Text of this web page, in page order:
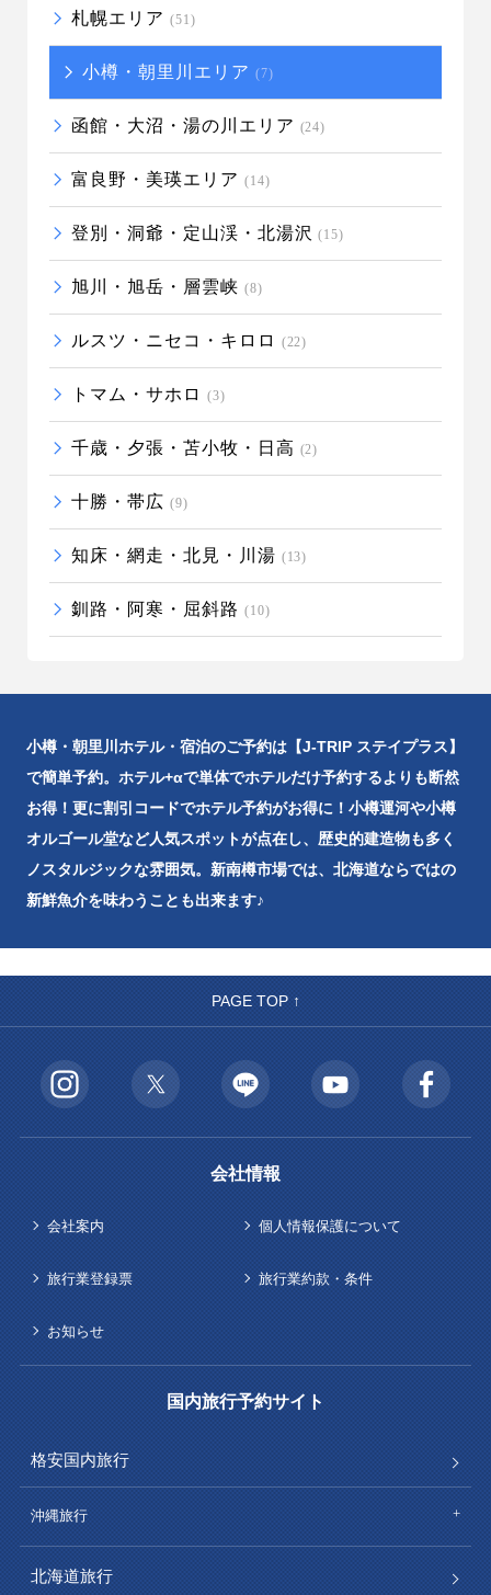
札幌エリア (51)
小樽・朝里川エリア (7)
函館・大沼・湯の川エリア (24)
富良野・美瑛エリア (14)
登別・洞爺・定山渓・北湯沢 (15)
旭川・旭岳・層雲峡 (8)
ルスツ・ニセコ・キロロ (22)
トマム・サホロ (3)
千歳・夕張・苫小牧・日高 (2)
十勝・帯広 (9)
知床・網走・北見・川湯 (13)
釧路・阿寒・屈斜路 (10)
小樽・朝里川ホテル・宿泊のご予約は【J-TRIP ステイプラス】
で簡単予約。ホテル+αで単体でホテルだけ予約するよりも断然
お得！更に割引コードでホテル予約がお得に！小樽運河や小樽
オルゴール堂など人気スポットが点在し、歴史的建造物も多く
ノスタルジックな雰囲気。新南樽市場では、北海道ならではの
新鮮魚介を味わうことも出来ます♪
PAGE TOP ↑
会社情報
会社案内 個人情報保護について
旅行業登録票 旅行業約款・条件
お知らせ
国内旅行予約サイト
格安国内旅行
沖縄旅行
北海道旅行